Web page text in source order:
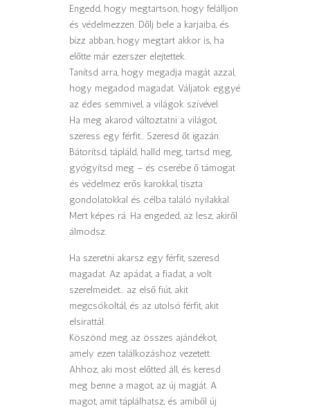
Engedd, hogy megtartson, hogy felálljon
és védelmezzen. Dőlj bele a karjaiba, és
bízz abban, hogy megtart akkor is, ha
előtte már ezerszer elejtettek.
Tanítsd arra, hogy megadja magát azzal,
hogy megadod magadat. Váljatok eggyé
az édes semmivel, a világok szívével.
Ha meg akarod változtatni a világot,
szeress egy férfit… Szeresd őt igazán.
Bátorítsd, tápláld, halld meg, tartsd meg,
gyógyítsd meg – és cserébe ő támogat
és védelmez erős karokkal, tiszta
gondolatokkal és célba találó nyilakkal.
Mert képes rá. Ha engeded, az lesz, akiről
álmodsz.
Ha szeretni akarsz egy férfit, szeresd
magadat. Az apádat, a fiadat, a volt
szerelmeidet… az első fiút, akit
megcsókoltál, és az utolsó férfit, akit
elsirattál.
Köszönd meg az összes ajándékot,
amely ezen találkozáshoz vezetett.
Ahhoz, aki most előtted áll, és keresd
meg benne a magot, az új magját. A
magot, amit táplálhatsz, és amiből új